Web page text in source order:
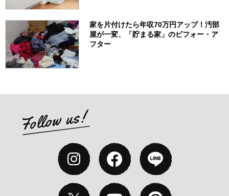
家を片付けたら年収70万円アップ！汚部
屋が一変、「貯まる家」のビフォー・ア
フター